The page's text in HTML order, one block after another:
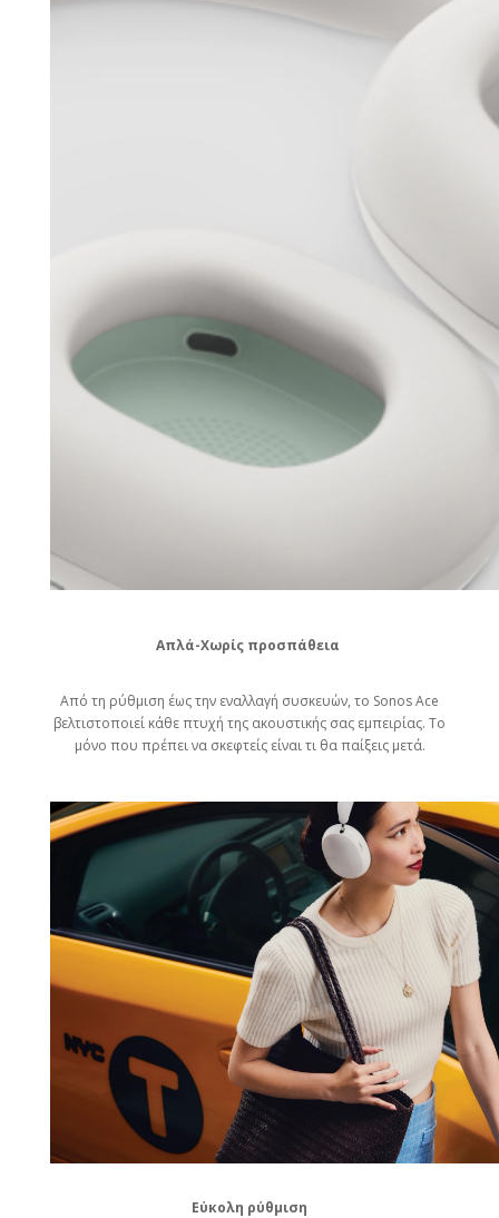
Απλά-Χωρίς προσπάθεια
Από τη ρύθμιση έως την εναλλαγή συσκευών, το Sonos Ace
βελτιστοποιεί κάθε πτυχή της ακουστικής σας εμπειρίας. Το
μόνο που πρέπει να σκεφτείς είναι τι θα παίξεις μετά.
Εύκολη ρύθμιση